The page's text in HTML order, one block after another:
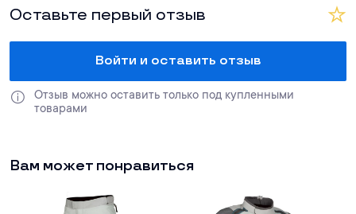
Оставьте первый отзыв
Войти и оставить отзыв
Отзыв можно оставить только под купленными
товарами
Вам может понравиться